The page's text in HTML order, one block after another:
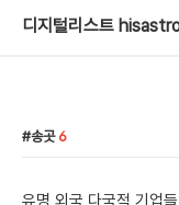
디지털리스트
송곳 6
유명 외국 다국적 기업